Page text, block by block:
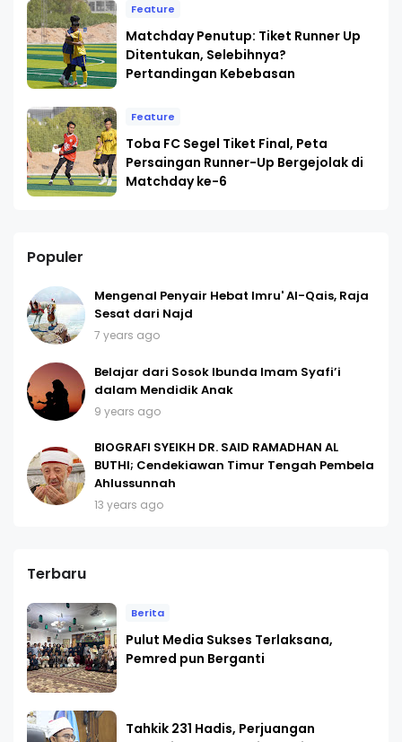
Feature
Matchday Penutup: Tiket Runner Up
Ditentukan, Selebihnya?
Pertandingan Kebebasan
Feature
Toba FC Segel Tiket Final, Peta
Persaingan Runner-Up Bergejolak di
Matchday ke-6
Populer
Mengenal Penyair Hebat Imru' Al-Qais, Raja
Sesat dari Najd
7 years ago
Belajar dari Sosok Ibunda Imam Syafi’i
dalam Mendidik Anak
9 years ago
BIOGRAFI SYEIKH DR. SAID RAMADHAN AL
BUTHI; Cendekiawan Timur Tengah Pembela
Ahlussunnah
13 years ago
Terbaru
Berita
Pulut Media Sukses Terlaksana,
Pemred pun Berganti
Tahkik 231 Hadis, Perjuangan